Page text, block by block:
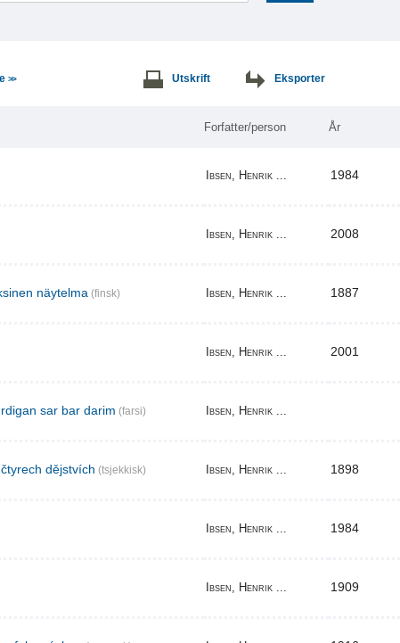
>> Utskrift Eksporter
Forfatter/person År
Ibsen, Henrik ... 1984
Ibsen, Henrik ... 2008
näytelma (finsk) Ibsen, Henrik ... 1887
Ibsen, Henrik ... 2001
sar bar darim (farsi) Ibsen, Henrik ...
dějstvích (tsjekkisk) Ibsen, Henrik ... 1898
Ibsen, Henrik ... 1984
Ibsen, Henrik ... 1909